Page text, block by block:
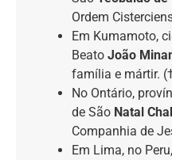
Ordem
Em Kumamoto,
Beato João
família e mártir.
No Ontário,
de São Natal
Companhia de
Em Lima, no